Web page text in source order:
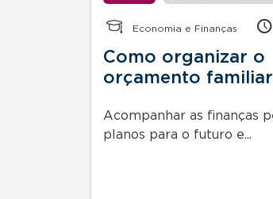
Economia e Finanças
Como organizar o
orçamento familiar
Acompanhar as finanças
planos para o futuro e...